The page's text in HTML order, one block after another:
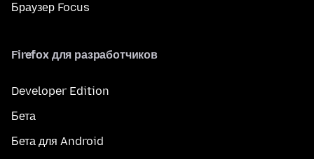
Браузер Focus
Firefox для разработчиков
Developer Edition
Бета
Бета для Android